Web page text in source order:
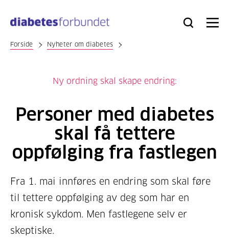
hovedinnhold
Bli
Logg
Søk Meny
Forside Nyheter om diabetes
Ny ordning skal skape endring:
Personer med diabetes
skal få tettere
oppfølging fra fastlegen
Fra 1. mai innføres en endring som skal føre
til tettere oppfølging av deg som har en
kronisk sykdom. Men fastlegene selv er
skeptiske.